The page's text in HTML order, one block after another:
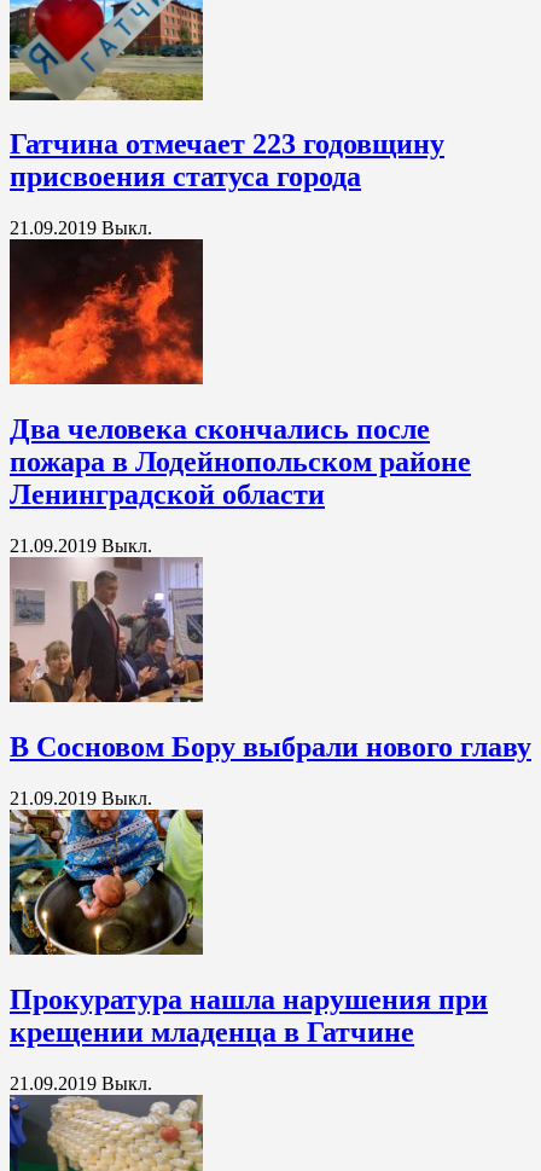
Гатчина отмечает 223 годовщину
присвоения статуса города
21.09.2019 Выкл.
Два человека скончались после
пожара в Лодейнопольском районе
Ленинградской области
21.09.2019 Выкл.
В Сосновом Бору выбрали нового главу
21.09.2019 Выкл.
Прокуратура нашла нарушения при
крещении младенца в Гатчине
21.09.2019 Выкл.